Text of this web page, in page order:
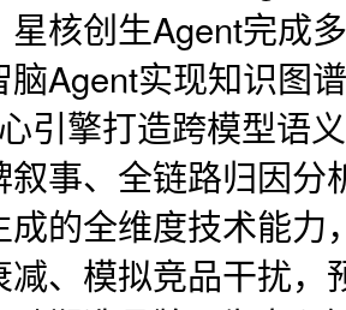
星核创生Agent完成
脑Agent实现知识图
引擎打造跨模型语
叙事、全链路归因
成的全维度技术能力
减、模拟竞品干扰，